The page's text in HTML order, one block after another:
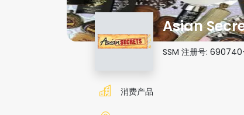
Asian
SSM 注册号:
消费产品